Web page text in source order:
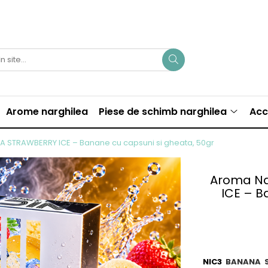
Arome narghilea Piese de schimb narghilea
STRAWBERRY ICE – Banane cu capsuni si gheata, 50gr
Aroma
ICE –
NIC3 BANANA